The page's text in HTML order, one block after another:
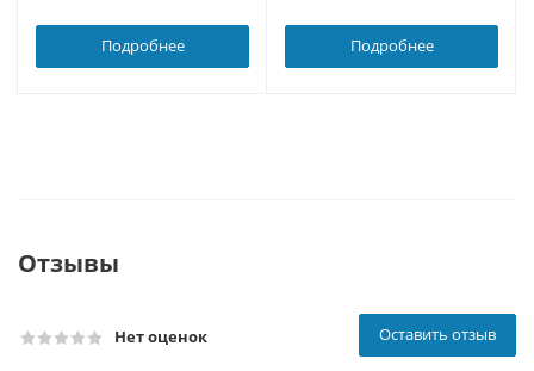
Подробнее Подробнее
Отзывы
Нет оценок Оставить отзыв